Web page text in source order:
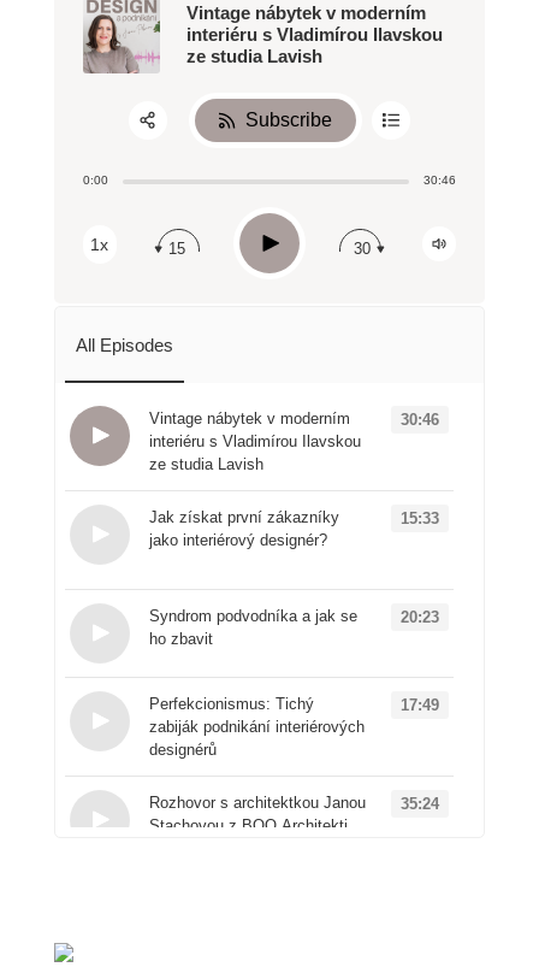
Vintage nábytek v moderním
interiéru s Vladimírou Ilavskou
ze studia Lavish
0:00 30:46
1x 15 Play 30
Subscribe
All Episodes
Vintage nábytek v moderním
interiéru s Vladimírou Ilavskou
ze studia Lavish
30:46
Jak získat první zákazníky
jako interiérový designér?
15:33
Syndrom podvodníka a jak se
ho zbavit
Loading...
20:23
Perfekcionismus: Tichý
zabiják podnikání interiérových
designérů
17:49
Rozhovor s architektkou Janou
Stachovou z BOQ Architekti
35:24
Share:
RSS
Apple Podcast
Spotify